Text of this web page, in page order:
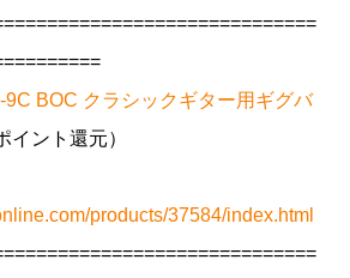
9C BOC クラシックギター用ギグバ
イント還元）
products/37584/index.html